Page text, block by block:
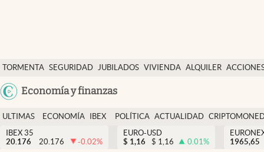
TORMENTA SEGURIDAD JUBILADOS VIVIENDA ALQUILER
USA
Economía y finanzas
Economía y finanzas
Política
Actualidad
Criptomonedas
ULTIMAS
NOTICIAS
ECONOMÍA
FINANZAS
IBEX
EURO
POLÍTICA ACTUALIDAD
IBEX 35
20.176
20.176 -0.02%
EURO-USD
$ 1,16 $ 1,16 0.01%
1965,65